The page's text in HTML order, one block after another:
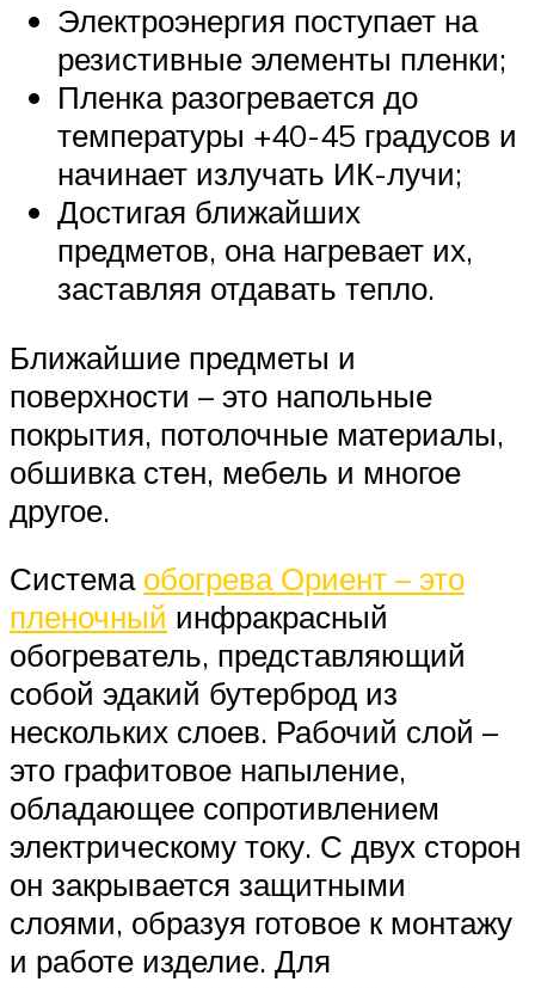
Электроэнергия поступает на
резистивные элементы пленки;
Пленка разогревается до
температуры +40-45 градусов и
начинает излучать ИК-лучи;
Достигая ближайших
предметов, она нагревает их,
заставляя отдавать тепло.
Ближайшие предметы и
поверхности – это напольные
покрытия, потолочные материалы,
обшивка стен, мебель и многое
другое.
Система обогрева Ориент – это
пленочный инфракрасный
обогреватель, представляющий
собой эдакий бутерброд из
нескольких слоев. Рабочий слой –
это графитовое напыление,
обладающее сопротивлением
электрическому току. С двух сторон
он закрывается защитными
слоями, образуя готовое к монтажу
и работе изделие. Для